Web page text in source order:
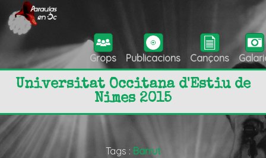
Grops Publicacions Cançons
Universitat Occitana d'Estiu de
Nimes 2015
Tags : Barrut